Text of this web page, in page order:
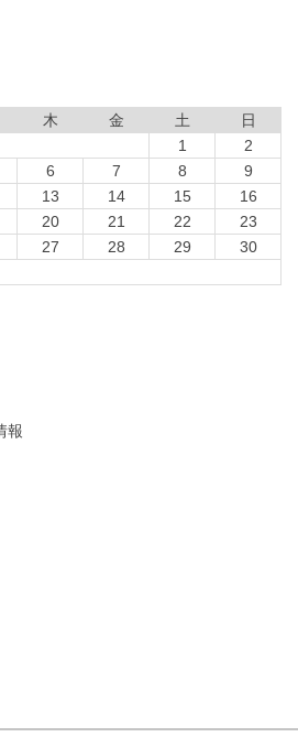
木 金 土 日
1
2
6 7 8
9
13 14 15
16
20 21 22
23
27 28 29
30
報